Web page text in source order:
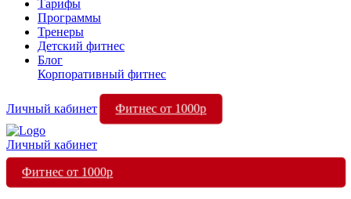
Тарифы
Программы
Тренеры
Детский фитнес
Блог
Корпоративный фитнес
Личный кабинет Фитнес от 1000р
Личный кабинет
Фитнес от 1000р